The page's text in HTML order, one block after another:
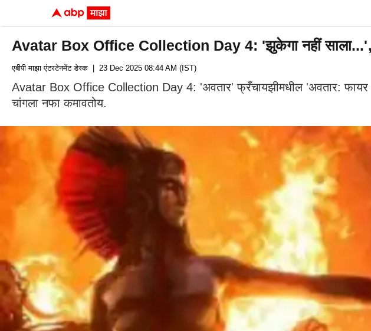
Avatar Box Office Collection Day 4: 'झुकेगा नहीं साला...',
एबीपी माझा एंटरटेनमेंट डेस्क | 23 Dec 2025 08:44 AM (IST)
Avatar Box Office Collection Day 4: 'अवतार' फ्रँचायझीमधील 'अवतार: फायर
चांगला नफा कमावतोय.